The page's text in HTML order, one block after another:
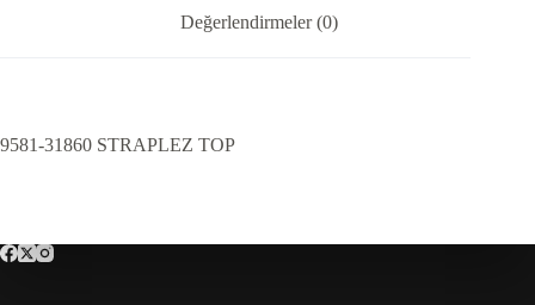
Değerlendirmeler (0)
9581-31860 STRAPLEZ TOP